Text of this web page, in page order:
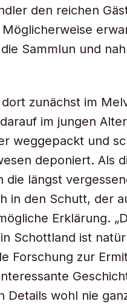
den reichen
Sammlun und
zunächst im
im jungen
weggepackt und
deponiert. Als
die längst
in den Schutt, der
Erklärung.
Schottland ist
Forschung zur
Details wohl nie